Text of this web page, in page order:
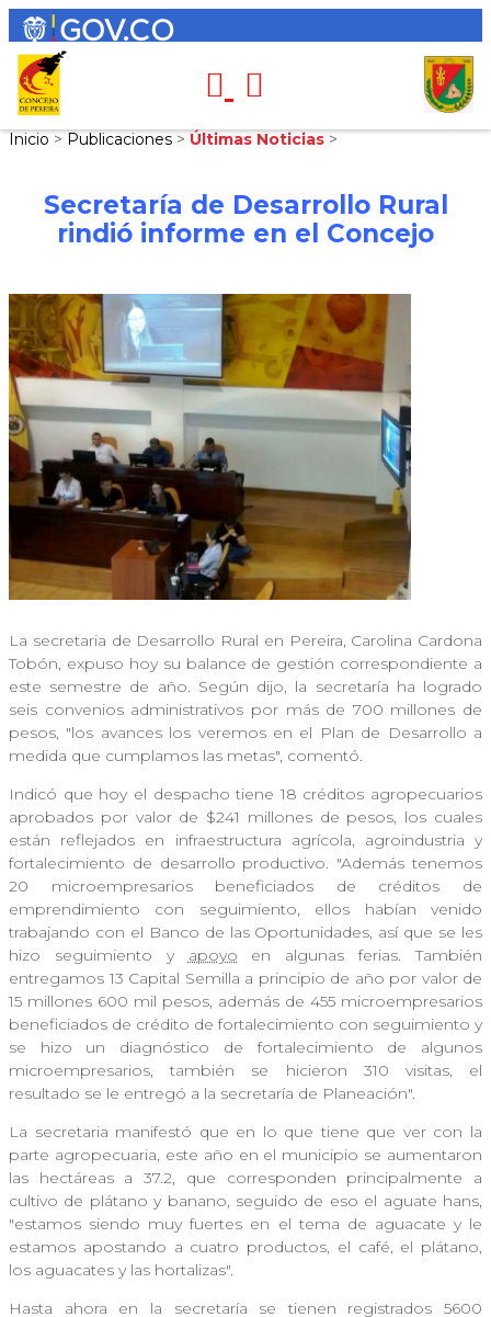
Inicio > Publicaciones > Últimas Noticias >
Secretaría de Desarrollo Rural
rindió informe en el Concejo
La secretaria de Desarrollo Rural en Pereira, Carolina Cardona
Tobón, expuso hoy su balance de gestión correspondiente a
este semestre de año. Según dijo, la secretaría ha logrado
seis convenios administrativos por más de 700 millones de
pesos, "los avances los veremos en el Plan de Desarrollo a
medida que cumplamos las metas", comentó.
Indicó que hoy el despacho tiene 18 créditos agropecuarios
aprobados por valor de $241 millones de pesos, los cuales
están reflejados en infraestructura agrícola, agroindustria y
fortalecimiento de desarrollo productivo. "Además tenemos
20 microempresarios beneficiados de créditos de
emprendimiento con seguimiento, ellos habían venido
trabajando con el Banco de las Oportunidades, así que se les
hizo seguimiento y apoyo en algunas ferias. También
entregamos 13 Capital Semilla a principio de año por valor de
15 millones 600 mil pesos, además de 455 microempresarios
beneficiados de crédito de fortalecimiento con seguimiento y
se hizo un diagnóstico de fortalecimiento de algunos
microempresarios, también se hicieron 310 visitas, el
resultado se le entregó a la secretaría de Planeación".
La secretaria manifestó que en lo que tiene que ver con la
parte agropecuaria, este año en el municipio se aumentaron
las hectáreas a 37.2, que corresponden principalmente a
cultivo de plátano y banano, seguido de eso el aguate hans,
"estamos siendo muy fuertes en el tema de aguacate y le
estamos apostando a cuatro productos, el café, el plátano,
los aguacates y las hortalizas".
Hasta ahora en la secretaría se tienen registrados 5600